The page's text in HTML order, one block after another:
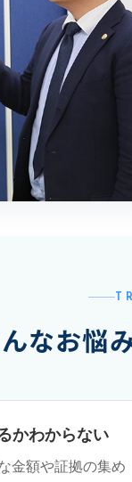
なお悩
かわからない
金額や証拠の集め